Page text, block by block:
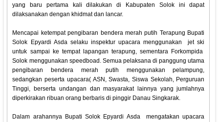
yang baru pertama kali dilakukan di Kabupaten Solok ini dapat
dilaksanakan dengan khidmat dan lancar.
Mencapai ketempat pengibaran bendera merah putih Terapung Bupati
Solok Epyardi Asda selaku inspektur upacara menggunakan jet ski
untuk sampai ke tempat lapangan terapung, sementara Forkompida
Solok menggunakan speedboad. Semua pelaksana di panggung utama
pengibaran bendera merah putih menggunakan pelampung,
sedangkan peserta upacara( ASN, Swasta, Siswa Sekolah, Perguruan
Tinggi, berserta undangan dan masyarakat lainnya yang jumlahnya
diperkirakan ribuan orang berbaris di pinggir Danau Singkarak.
Dalam arahannya Bupati Solok Epyardi Asda mengatakan upacara